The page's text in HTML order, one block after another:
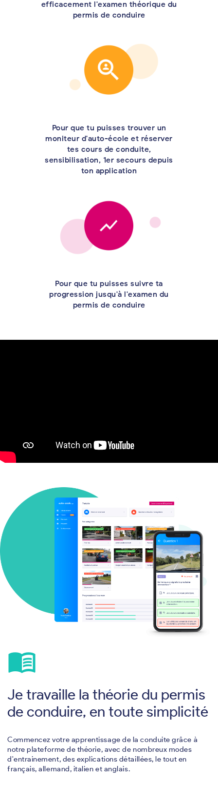
efficacement l'examen théorique du
permis de conduire
Pour que tu puisses trouver un
moniteur d'auto-école et réserver
tes cours de conduite,
sensibilisation, 1er secours depuis
ton application
Pour que tu puisses suivre ta
progression jusqu'à l'examen du
permis de conduire
menu_book
Je travaille la théorie du permis
de conduire, en toute simplicité
Commencez votre apprentissage de la conduite grâce à
notre plateforme de théorie, avec de nombreux modes
d'entrainement, des explications détaillées, le tout en
français, allemand, italien et anglais.